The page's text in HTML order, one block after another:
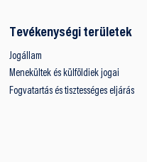
Tevékenységi területek
Jogállam
Menekültek és külföldiek jogai
Fogvatartás és tisztességes eljárás